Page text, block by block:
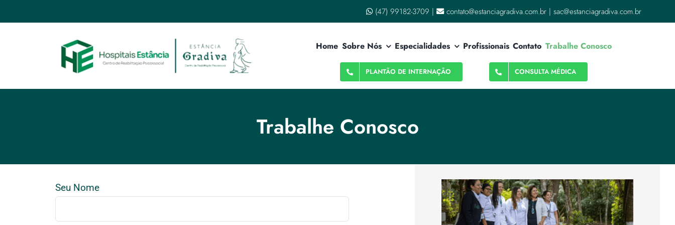
para
(47) 99182-3709 | contato@estanciagradiva.com.br | sac@estanciagradiva.com.br
Home Sobre Nós Especialidades Profissionais Contato Trabalhe Conosco
PLANTÃO DE INTERNAÇÃO CONSULTA MÉDICA
Trabalhe Conosco
Seu Nome